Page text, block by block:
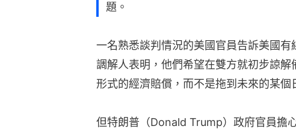
題。
一名熟悉談判情況的美國官員告訴美國
調解人表明，他們希望在雙方就初步諒
形式的經濟賠償，而不是拖到未來的某個
但特朗普（Donald Trump）政府官員擔